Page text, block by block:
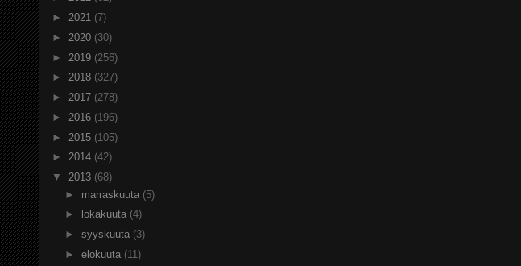
► 2021 (7)
► 2020 (30)
► 2019 (256)
► 2018 (327)
► 2017 (278)
► 2016 (196)
► 2015 (105)
► 2014 (42)
▼ 2013 (68)
► marraskuuta (5)
►
lokakuuta (4)
► syyskuuta (3)
► elokuuta (11)